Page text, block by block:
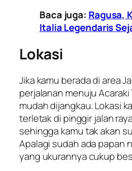
Baca juga: Ragusa,
Italia Legendaris
Lokasi
Jika kamu berada di area
perjalanan menuju
mudah dijangkau. Lokasi
terletak di pinggir jalan
sehingga kamu tak akan
Apalagi sudah ada papan
yang ukurannya cukup